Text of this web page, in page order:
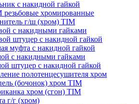
с накидной гайкой
хромированные
г/ш (хром) TIM
с накидными гайками
штуцер с накидной гайкой
муфта с накидной гайкой
с накидными гайками
штуцер с накидной гайкой
полотенцесушителя хром
(бочонок) хром TIM
хром (сгон) TIM
г/г (хром)